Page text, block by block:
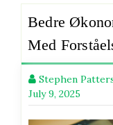
Bedre
Med
Stephen
July 9, 2025